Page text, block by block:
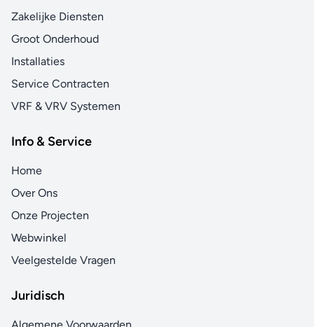
Zakelijke Diensten
Groot Onderhoud
Installaties
Service Contracten
VRF & VRV Systemen
Info & Service
Home
Over Ons
Onze Projecten
Webwinkel
Veelgestelde Vragen
Juridisch